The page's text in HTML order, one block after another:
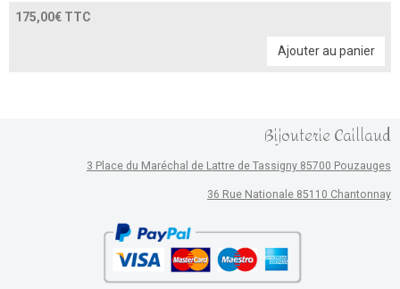
175,00€ TTC
Ajouter au panier
Bijouterie Caillaud
3 Place du Maréchal de Lattre de Tassigny 85700 Pouzauges
36 Rue Nationale 85110 Chantonnay